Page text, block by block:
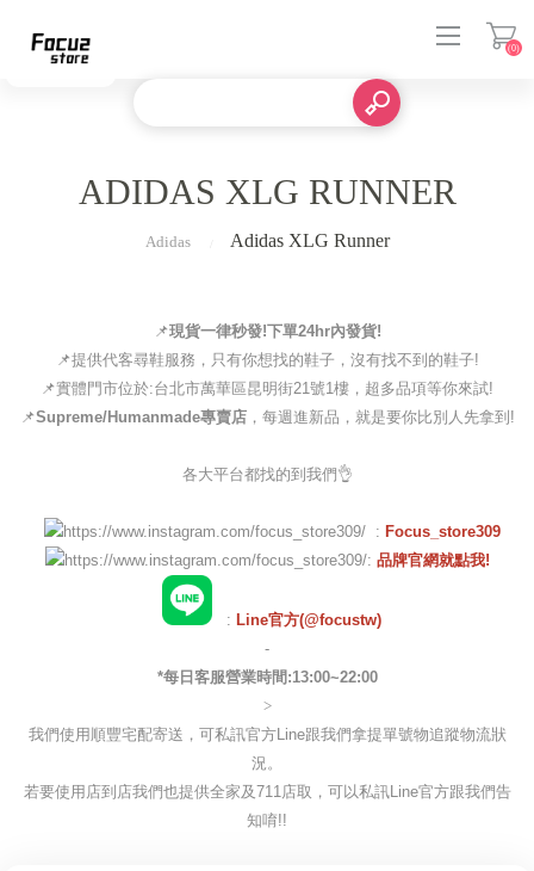
(0)
ADIDAS XLG RUNNER
Adidas Adidas XLG Runner
📌現貨一律秒發!下單24hr內發貨!
📌提供代客尋鞋服務，只有你想找的鞋子，沒有找不到的鞋子!
📌實體門市位於:台北市萬華區昆明街21號1樓，超多品項等你來試!
📌Supreme/Humanmade專賣店，每週進新品，就是要你比別人先拿到!
各大平台都找的到我們👌
: Focus_store309
: 品牌官網就點我!
: Line官方(@focustw)
-
*每日客服營業時間:13:00~22:00
>
我們使用順豐宅配寄送，可私訊官方Line跟我們拿提單號物追蹤物流狀
況。
若要使用店到店我們也提供全家及711店取，可以私訊Line官方跟我們告
知唷!!